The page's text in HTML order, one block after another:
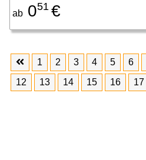
ab 051 €
1 2 3 4 5 6
12
13 14 15 16 17